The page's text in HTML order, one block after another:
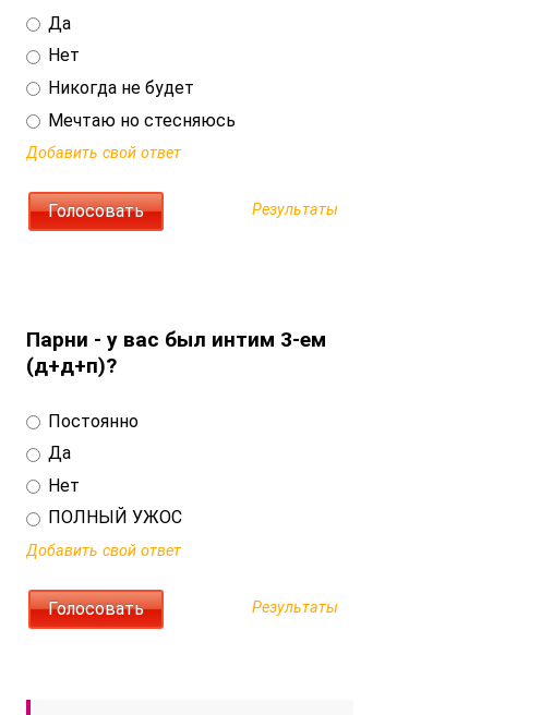
Да
Нет
Никогда не будет
Мечтаю но стесняюсь
Добавить свой ответ
Результаты
Парни - у вас был интим 3-ем
(д+д+п)?
Постоянно
Да
Нет
ПОЛНЫЙ УЖОС
Добавить свой ответ
Результаты